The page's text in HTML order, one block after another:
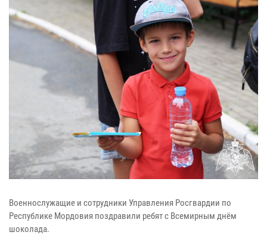
Военнослужащие и сотрудники Управления Росгвардии по
Республике Мордовия поздравили ребят с Всемирным днём
шоколада.